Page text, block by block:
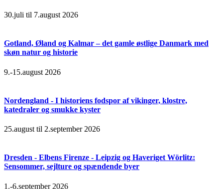
30.juli til 7.august 2026
Gotland, Øland og Kalmar – det gamle østlige Danmark med
skøn natur og historie
9.-15.august 2026
Nordengland - I historiens fodspor af vikinger, klostre,
katedraler og smukke kyster
25.august til 2.september 2026
Dresden - Elbens Firenze - Leipzig og Haveriget Wörlitz:
Sensommer, sejlture og spændende byer
1.-6.september 2026